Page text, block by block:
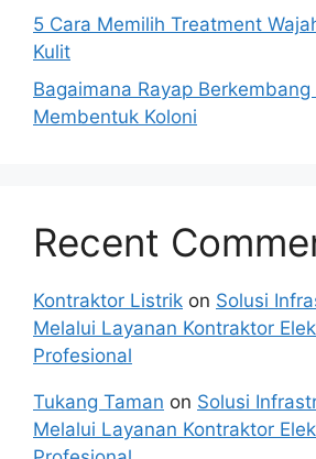
5 Cara Memilih Treatment
Kulit
Bagaimana Rayap Berkembang
Membentuk Koloni
Recent
Kontraktor Listrik on Solusi
Melalui Layanan Kontraktor
Profesional
Tukang Taman on Solusi
Melalui Layanan Kontraktor